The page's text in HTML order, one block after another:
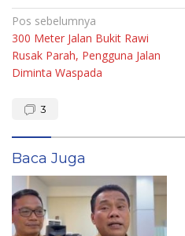
Navigasi
pos
Pos sebelumnya
300 Meter Jalan Bukit Rawi
Rusak Parah, Pengguna Jalan
Diminta Waspada
3
Baca Juga